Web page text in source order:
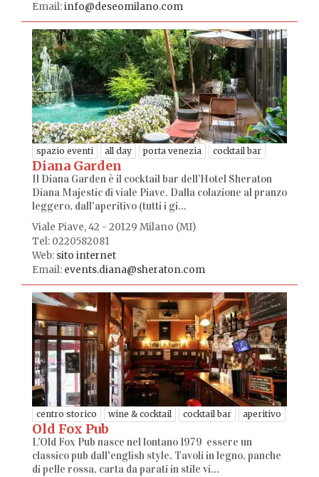
Email:info@deseomilano.com
spazio eventi all day porta venezia cocktail bar
Diana Garden
Il Diana Garden è il cocktail bar dell’Hotel Sheraton
Diana Majestic di viale Piave. Dalla colazione al pranzo
leggero, dall'aperitivo (tutti i gi...
Viale Piave, 42 - 20129 Milano (MI)
Tel: 0220582081
Web: sito internet
Email: events.diana@sheraton.com
centro storico wine & cocktail cocktail bar aperitivo
Old Fox Pub
L’Old Fox Pub nasce nel lontano 1979 essere un
classico pub dall'english style. Tavoli in legno, panche
di pelle rossa, carta da parati in stile vi...